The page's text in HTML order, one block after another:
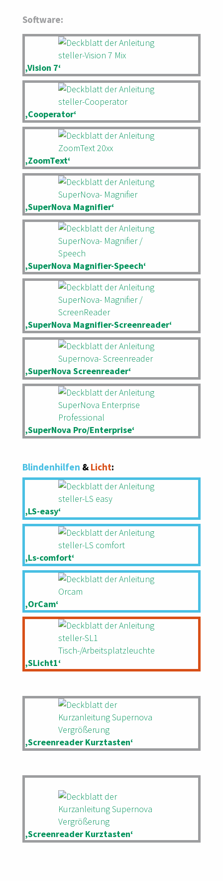
Software:
‚Vision 7‘
‚Cooperator‘
‚ZoomText‘
‚SuperNova Magnifier‘
‚SuperNova Magnifier-Speech‘
‚SuperNova Magnifier-Screenreader‘
‚SuperNova Screenreader‘
‚SuperNova Pro/Enterprise‘
Blindenhilfen & Licht:
‚LS-easy‘
‚Ls-comfort‘
‚OrCam‘
‚SLicht1‘
‚Screenreader Kurztasten‘
‚Screenreader Kurztasten‘